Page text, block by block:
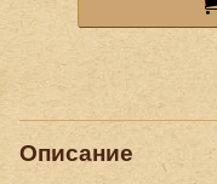
Описание